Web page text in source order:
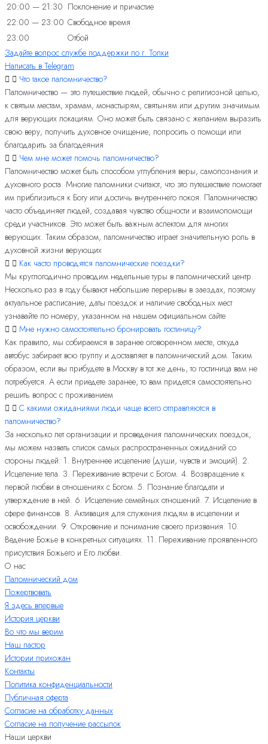
20:00 — 21:30 Поклонение и причастие
22:00 — 23:00 Свободное время
23:00
Отбой
Задайте вопрос службе поддержки по г. Топки
Написать в Telegram
Что такое паломничество?
Паломничество — это путешествие людей, обычно с религиозной целью,
к святым местам, храмам, монастырям, святыням или другим значимым
для верующих локациям. Оно может быть связано с желанием выразить
свою веру, получить духовное очищение, попросить о помощи или
благодарить за благодеяния
Чем мне может помочь паломничество?
Паломничество может быть способом углубления веры, самопознания и
духовного роста. Многие паломники считают, что это путешествие помогает
им приблизиться к Богу или достичь внутреннего покоя. Паломничество
часто объединяет людей, создавая чувство общности и взаимопомощи
среди участников. Это может быть важным аспектом для многих
верующих. Таким образом, паломничество играет значительную роль в
духовной жизни верующих
Как часто проводятся паломнические поездки?
Мы круглогодично проводим недельные туры в паломнический центр.
Несколько раз в году бывают небольшие перерывы в заездах, поэтому
актуальное расписание, даты поездок и наличие свободных мест
узнавайте по номеру, указанном на нашем официальном сайте
Мне нужно самостоятельно бронировать гостиницу?
Как правило, мы собираемся в заранее оговоренном месте, откуда
автобус забирает всю группу и доставляет в паломнический дом. Таким
образом, если вы прибудете в Москву в тот же день, то гостиница вам не
потребуется. А если приедете заранее, то вам придется самостоятельно
решить вопрос с проживанием
С какими ожиданиями люди чаще всего отправляются в
паломничество?
За несколько лет организации и проведения паломнических поездок,
мы можем назвать список самых распространенных ожиданий со
стороны людей: 1. Внутреннее исцеление (души, чувств и эмоций). 2.
Исцеление тела. 3. Переживание встречи с Богом. 4. Возвращение к
первой любви в отношениях с Богом. 5. Познание благодати и
утверждение в ней. 6. Исцеление семейных отношений. 7. Исцеление в
сфере финансов. 8. Активация для служения людям в исцелении и
освобождении. 9. Откровение и понимание своего призвания. 10.
Ведение Божье в конкретных ситуациях. 11. Переживание проявленного
присутствия Божьего и Его любви.
О нас
Паломнический дом
Пожертвовать
Я здесь впервые
История церкви
Во что мы верим
Наш пастор
Истории прихожан
Контакты
Политика конфиденциальности
Публичная оферта
Согласие на обработку данных
Согласие на получение рассылок
Наши церкви